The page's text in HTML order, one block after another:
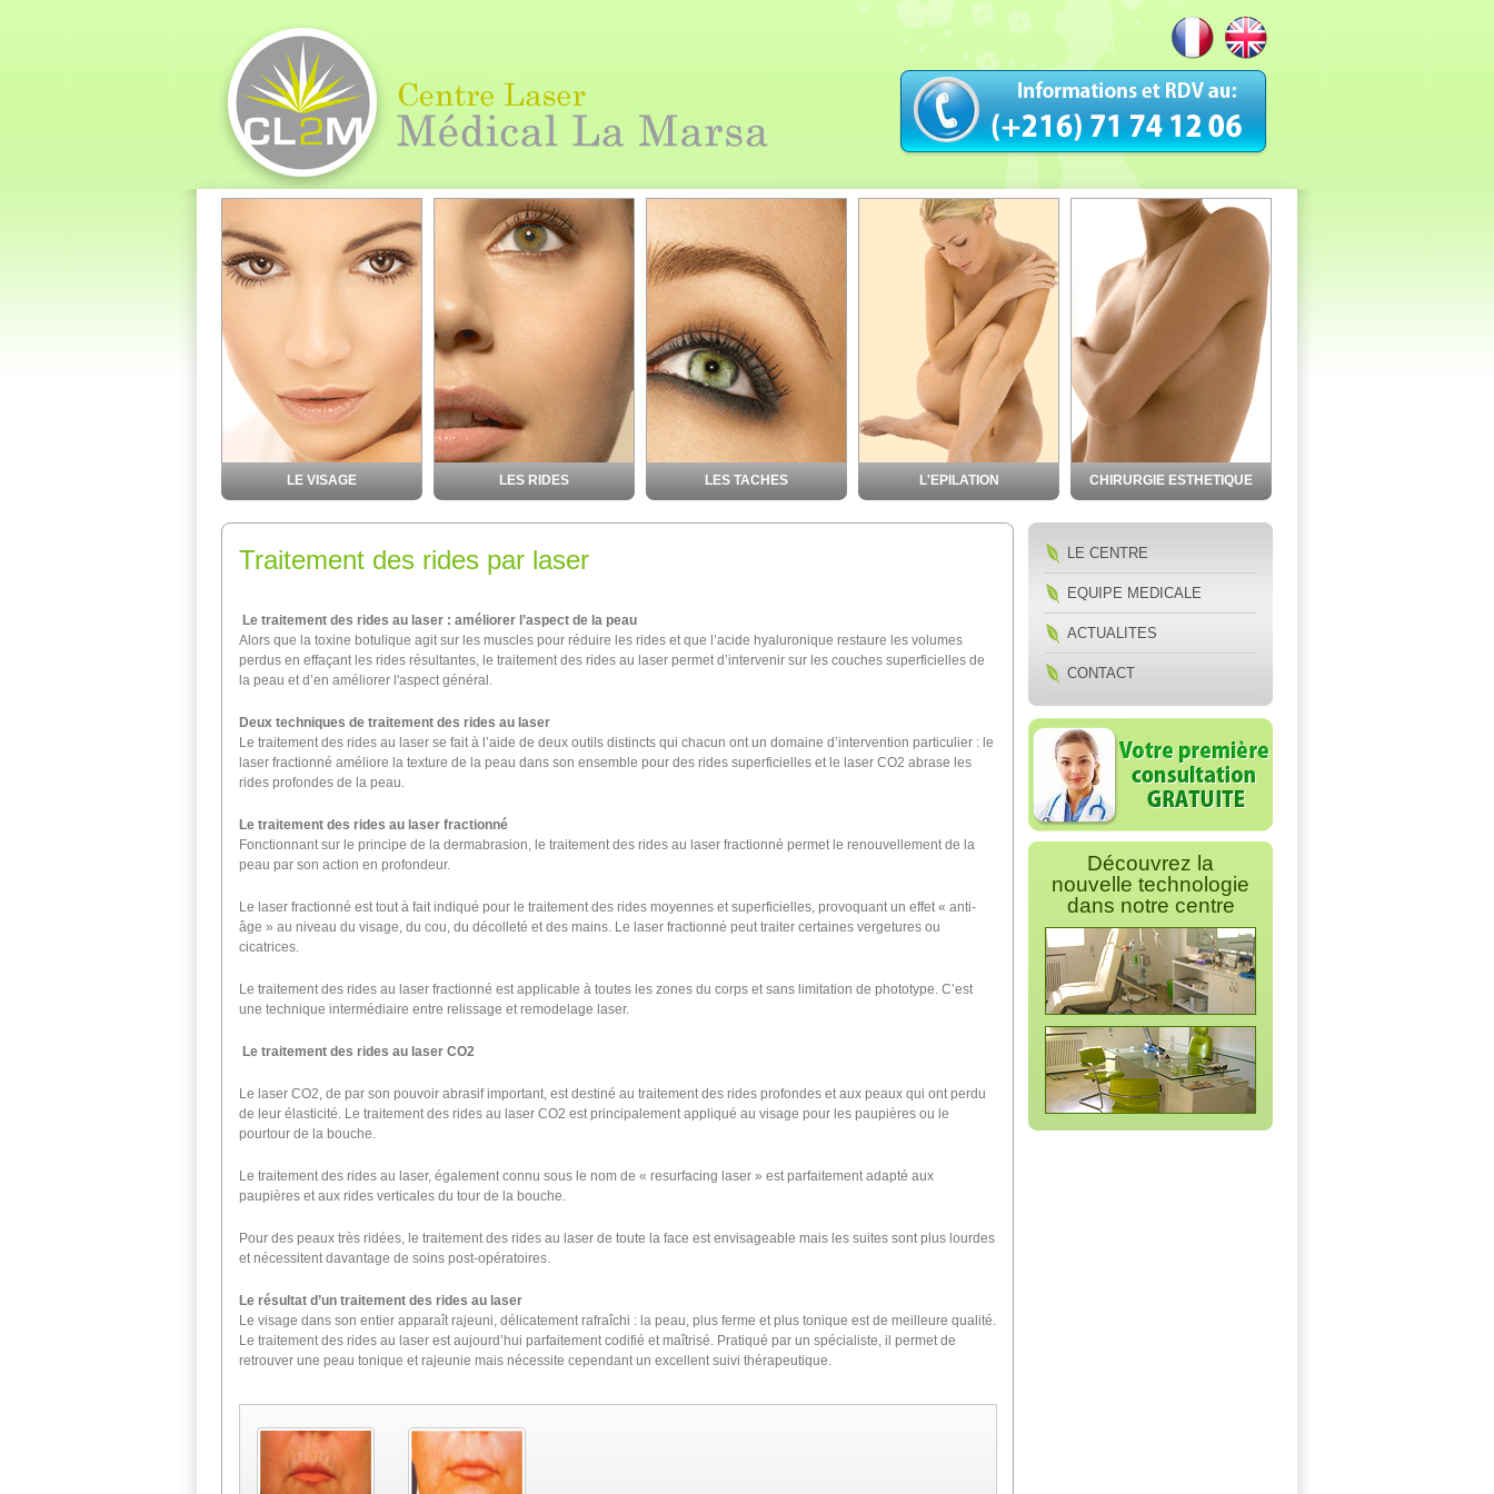
LE VISAGE LES RIDES LES TACHES L'EPILATION CHIRURGIE ESTHETIQUE
Traitement des rides par laser
Le traitement des rides au laser : améliorer l’aspect de la peau
Alors que la toxine botulique agit sur les muscles pour réduire les rides et que l’acide hyaluronique restaure les volumes
perdus en effaçant les rides résultantes, le traitement des rides au laser permet d’intervenir sur les couches superficielles de
la peau et d’en améliorer l'aspect général.
Deux techniques de traitement des rides au laser
Le traitement des rides au laser se fait à l’aide de deux outils distincts qui chacun ont un domaine d’intervention particulier : le
laser fractionné améliore la texture de la peau dans son ensemble pour des rides superficielles et le laser CO2 abrase les
rides profondes de la peau.
Le traitement des rides au laser fractionné
Fonctionnant sur le principe de la dermabrasion, le traitement des rides au laser fractionné permet le renouvellement de la
peau par son action en profondeur.
Le laser fractionné est tout à fait indiqué pour le traitement des rides moyennes et superficielles, provoquant un effet « anti-
âge » au niveau du visage, du cou, du décolleté et des mains. Le laser fractionné peut traiter certaines vergetures ou
cicatrices.
Le traitement des rides au laser fractionné est applicable à toutes les zones du corps et sans limitation de phototype. C’est
une technique intermédiaire entre relissage et remodelage laser.
Le traitement des rides au laser CO2
Le laser CO2, de par son pouvoir abrasif important, est destiné au traitement des rides profondes et aux peaux qui ont perdu
de leur élasticité. Le traitement des rides au laser CO2 est principalement appliqué au visage pour les paupières ou le
pourtour de la bouche.
Le traitement des rides au laser, également connu sous le nom de « resurfacing laser » est parfaitement adapté aux
paupières et aux rides verticales du tour de la bouche.
Pour des peaux très ridées, le traitement des rides au laser de toute la face est envisageable mais les suites sont plus lourdes
et nécessitent davantage de soins post-opératoires.
Le résultat d’un traitement des rides au laser
Le visage dans son entier apparaît rajeuni, délicatement rafraîchi : la peau, plus ferme et plus tonique est de meilleure qualité.
Le traitement des rides au laser est aujourd’hui parfaitement codifié et maîtrisé. Pratiqué par un spécialiste, il permet de
retrouver une peau tonique et rajeunie mais nécessite cependant un excellent suivi thérapeutique.
LE CENTRE
EQUIPE MEDICALE
ACTUALITES
CONTACT
Découvrez la
nouvelle technologie
dans notre centre